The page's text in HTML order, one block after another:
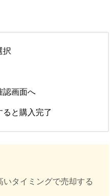
択
認画面へ
ると購入完了
タイミングで売却する